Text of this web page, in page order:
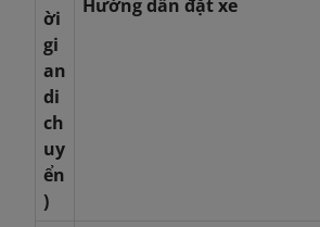
ời
gi
an
di
ch
uy
ển
)
Hướng dẫn đặt xe